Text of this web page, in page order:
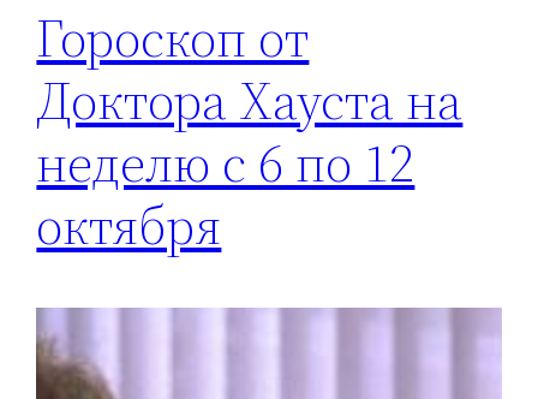
Гороскоп от
Доктора Хауста на
неделю с 6 по 12
октября